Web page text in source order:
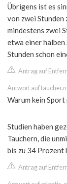
Übrigens ist es
von zwei Stunden
mindestens zwei
etwa einer
Stunden schon
Antrag auf
Antwort auf
Warum kein Sport
Studien haben
Tauchern, die
bis zu 34
Antrag auf